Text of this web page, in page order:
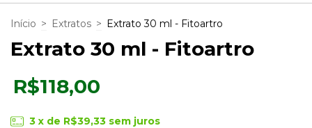
Início > Extratos > Extrato 30 ml - Fitoartro
Extrato 30 ml - Fitoartro
R$118,00
3 x de R$39,33 sem juros